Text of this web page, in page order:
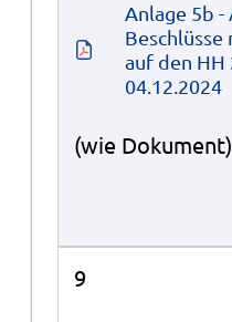
Anlage 5b -
auf den HH
04.12.2024
(wie Dokument)
9